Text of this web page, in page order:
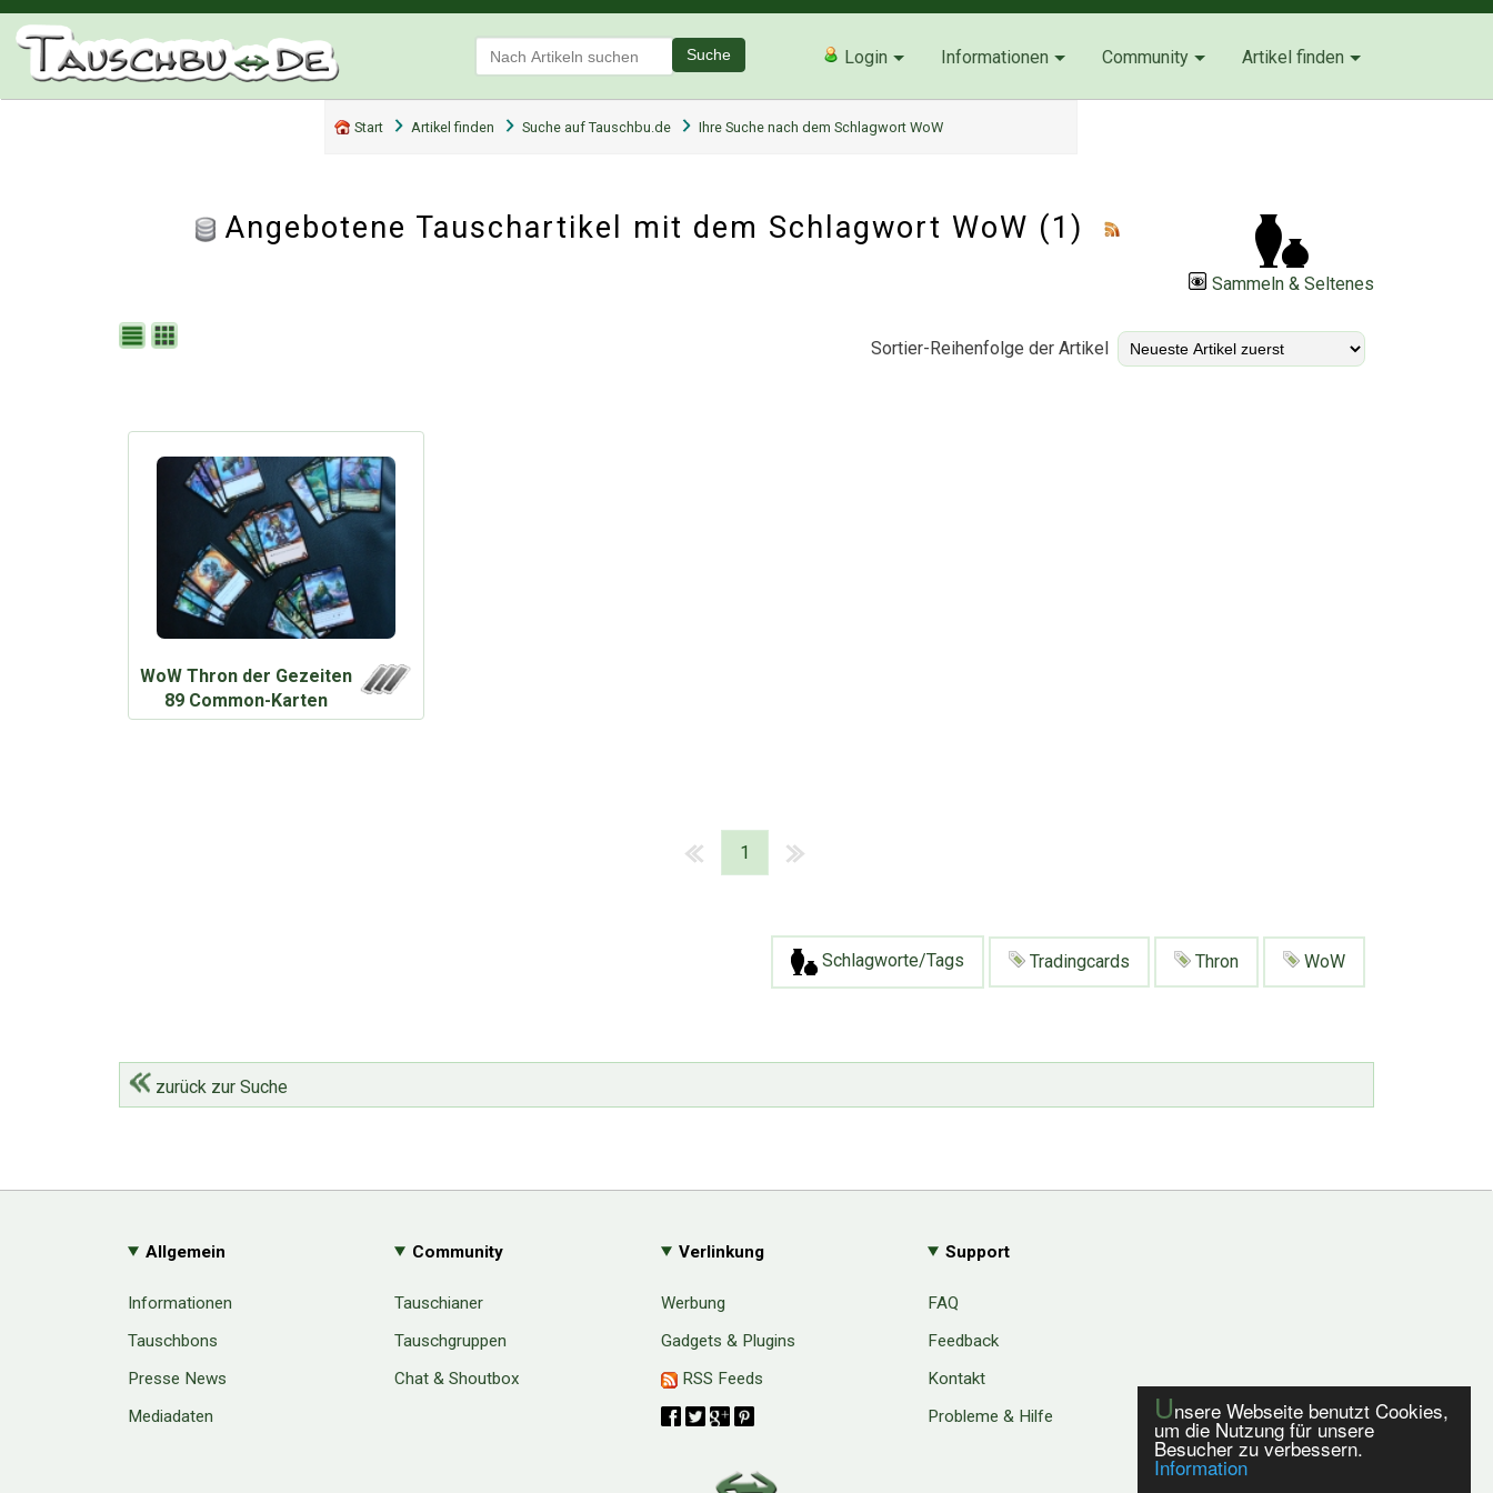
Unsere Webseite benutzt Cookies,
um die Nutzung für unsere
Besucher zu verbessern.
Information
Suche Login Informationen Community Artikel finden
Start Artikel finden Suche auf Tauschbu.de Ihre Suche nach dem Schlagwort WoW
Sammeln & Seltenes
Angebotene Tauschartikel mit dem Schlagwort WoW (1)
Sortier-Reihenfolge der Artikel
WoW Thron der Gezeiten
89 Common-Karten
1
Schlagworte/Tags Tradingcards Thron WoW
zurück zur Suche
Allgemein
Informationen
Tauschbons
Presse News
Mediadaten
Community
Tauschianer
Tauschgruppen
Chat & Shoutbox
Verlinkung
Werbung
Gadgets & Plugins
RSS Feeds
Support
FAQ
Feedback
Kontakt
Probleme & Hilfe